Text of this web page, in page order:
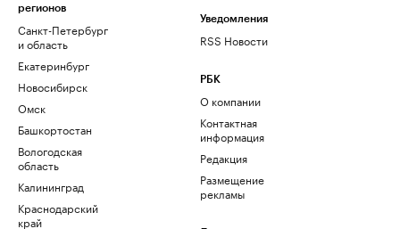
регионов
Санкт-Петербург
и область
Екатеринбург
Новосибирск
Омск
Башкортостан
Вологодская
область
Калининград
Краснодарский
край
Уведомления
RSS Новости
РБК
О компании
Контактная
информация
Редакция
Размещение
рекламы